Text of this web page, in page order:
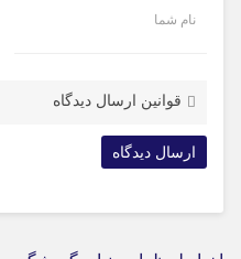
نام شما
قوانین ارسال دیدگاه